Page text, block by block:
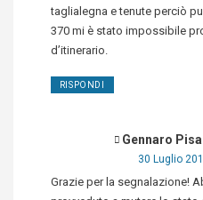
taglialegna e tenute perciò
370 mi è stato impossibile
d’itinerario.
RISPONDI
Gennaro
30 Luglio
Grazie per la segnalazione!